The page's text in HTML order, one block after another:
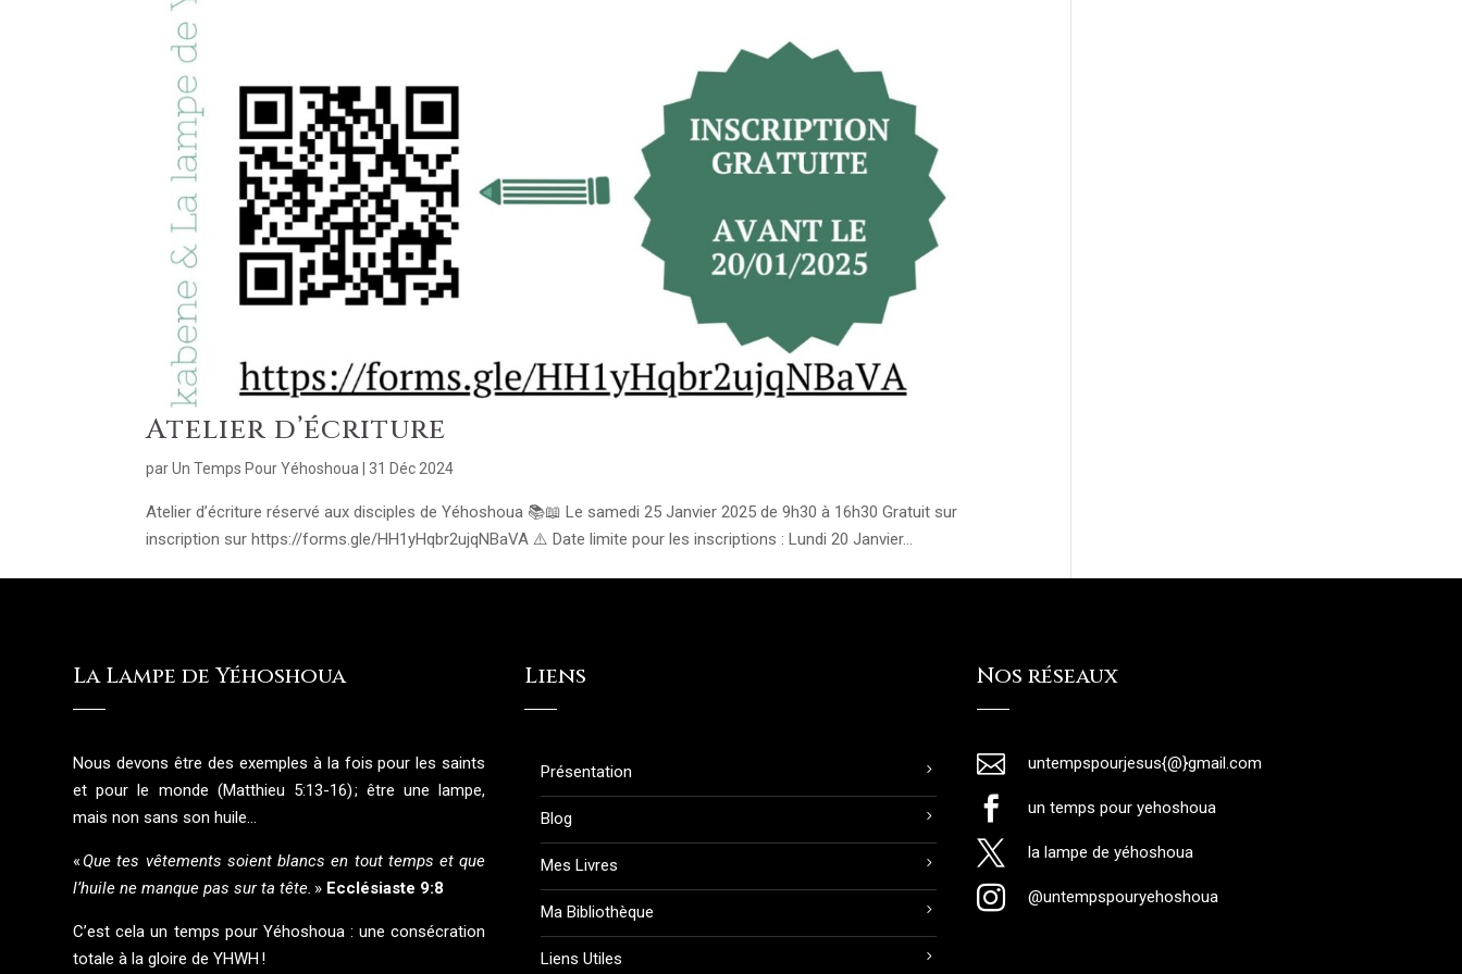
Atelier d’écriture
parUn Temps Pour Yéhoshoua 31 Déc 2024
Atelier d’écriture réservé aux disciples de Yéhoshoua 📚📖 Le samedi 25 Janvier 2025 de 9h30 à 16h30 Gratuit sur
inscription sur https://forms.gle/HH1yHqbr2ujqNBaVA ⚠️ Date limite pour les inscriptions : Lundi 20 Janvier...
La Lampe de Yéhoshoua
Nous devons être des exemples à la fois pour les saints
et pour le monde (Matthieu 5:13-16) ; être une lampe,
mais non sans son huile…
«Que tes vêtements soient blancs en tout temps et que
l’huile ne manque pas sur ta tête. » Ecclésiaste 9:8
C’est cela un temps pour Yéhoshoua : une consécration
totale à la gloire de YHWH !
Liens
Présentation
Blog
Mes Livres
Ma Bibliothèque
Liens Utiles
Nos réseaux
 untempspourjesus{@}gmail.com
 un temps pour yehoshoua
 la lampe de yéhoshoua
 @untempspouryehoshoua